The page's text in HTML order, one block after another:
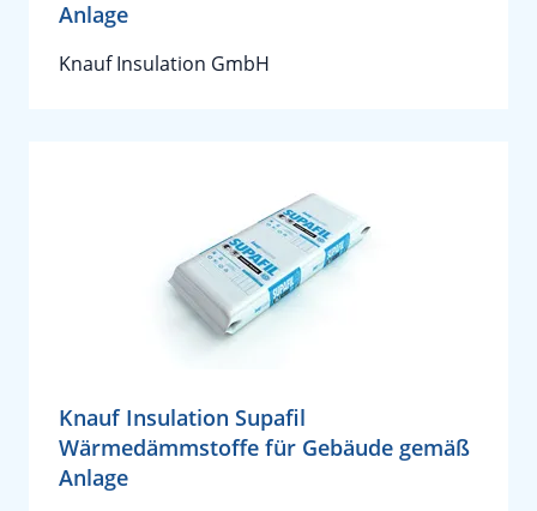
Anlage
Knauf Insulation GmbH
Knauf Insulation Supafil
Wärmedämmstoffe für Gebäude gemäß
Anlage